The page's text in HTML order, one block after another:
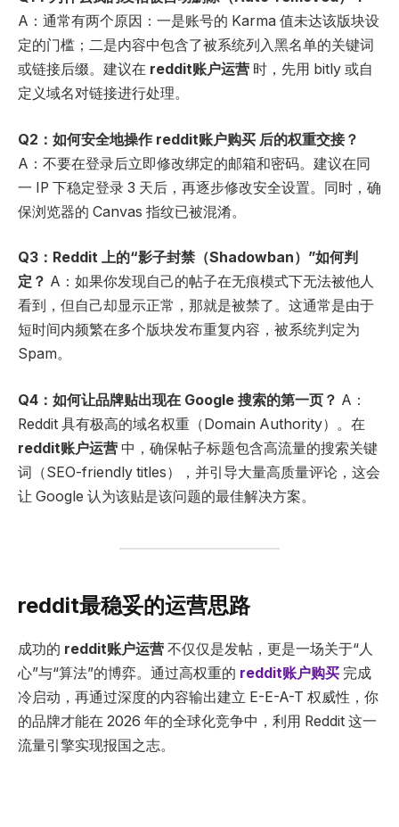
A：通常有两个原因：一是账号的 Karma 值未达该版块设
定的门槛；二是内容中包含了被系统列入黑名单的关键词
或链接后缀。建议在 reddit账户运营 时，先用 bitly 或自
定义域名对链接进行处理。
Q2 ：如何安全地操作 reddit账户购买 后的权重交接？
A：不要在登录后立即修改绑定的邮箱和密码。建议在同
一 IP 下稳定登录 3 天后，再逐步修改安全设置。同时，确
保浏览器的 Canvas 指纹已被混淆。
Q3 ： Reddit 上的“影子封禁（Shadowban） ”如何判
定？ A：如果你发现自己的帖子在无痕模式下无法被他人
看到，但自己却显示正常，那就是被禁了。这通常是由于
短时间内频繁在多个版块发布重复内容，被系统判定为
Spam。
Q4 ：如何让品牌贴出现在 Google 搜索的第一页？ A：
Reddit 具有极高的域名权重（Domain Authority）。在
reddit账户运营 中，确保帖子标题包含高流量的搜索关键
词（SEO-friendly titles），并引导大量高质量评论，这会
让 Google 认为该贴是该问题的最佳解决方案。
reddit最稳妥的运营思路
成功的 reddit账户运营 不仅仅是发帖，更是一场关于“人
心”与“算法”的博弈。通过高权重的 reddit账户购买 完成
冷启动，再通过深度的内容输出建立 E-E-A-T 权威性，你
的品牌才能在 2026 年的全球化竞争中，利用 Reddit 这一
流量引擎实现报国之志。